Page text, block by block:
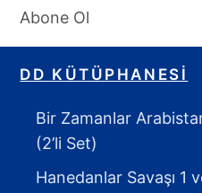
Abone Ol
DD KÜTÜPHANESI
Bir Zamanlar
(2’li Set)
Hanedanlar Savaşı 1